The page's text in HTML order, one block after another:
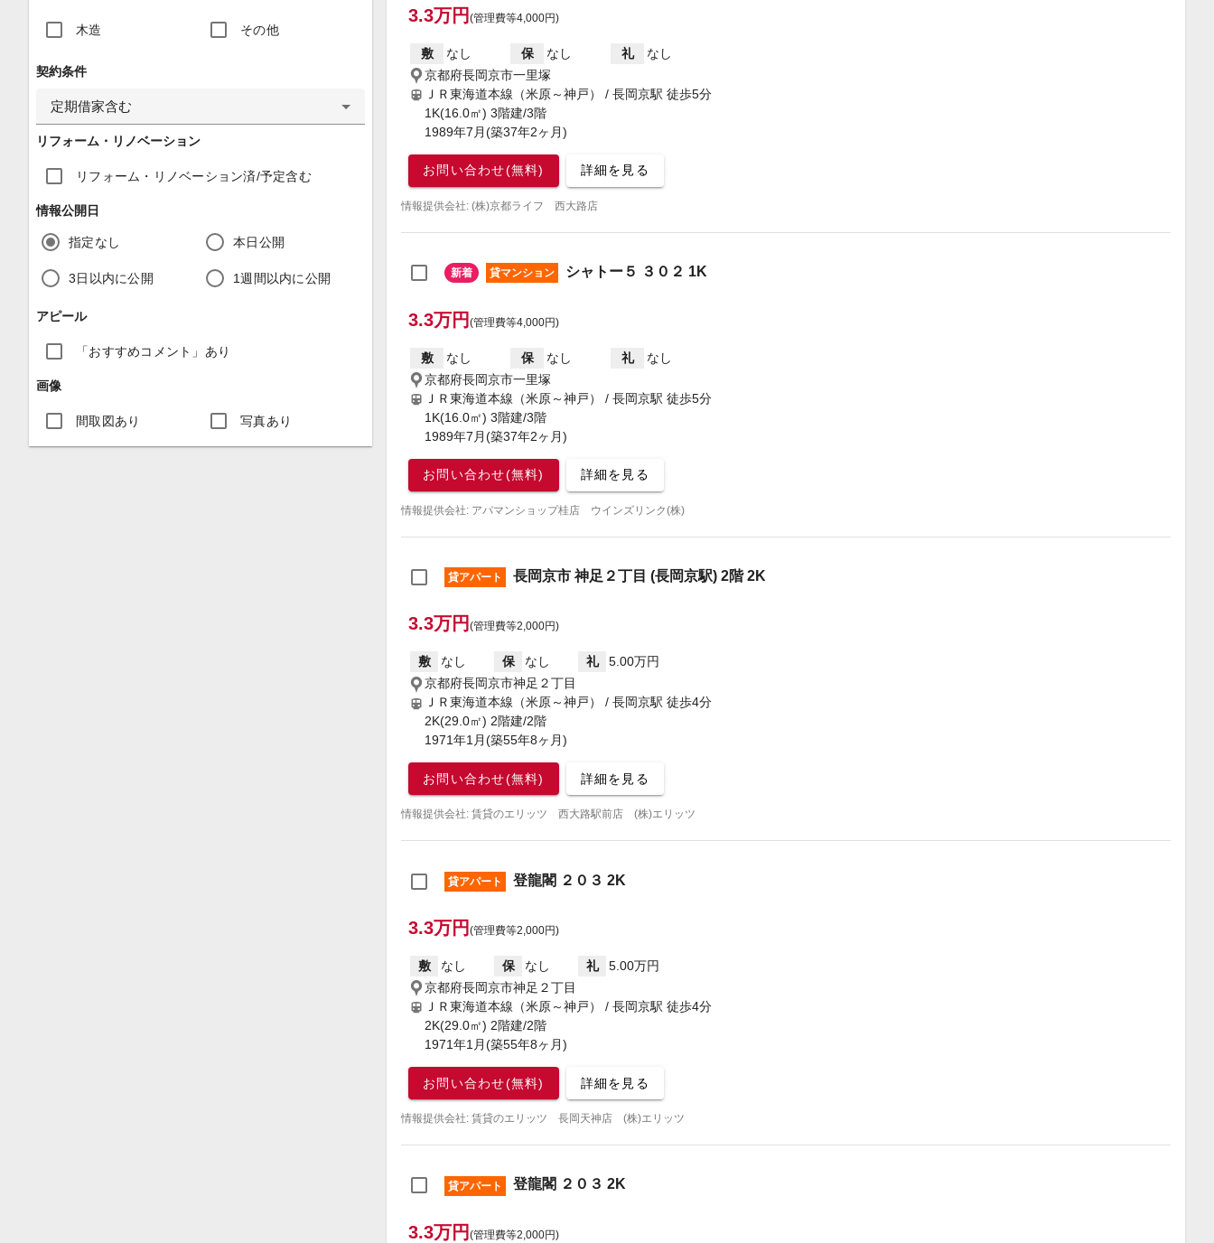
木造 その他
契約条件
定期借家含む
リフォーム・リノベーション
リフォーム・リノベーション済/予定含む
情報公開日
指定なし 本日公開
3日以内に公開 1週間以内に公開
アピール
「おすすめコメント」あり
画像
間取図あり 写真あり
3.3万円 (管理費等4,000円)
敷 なし 保 なし 礼
なし
京都府長岡京市一里塚
ＪＲ東海道本線（米原～神戸） / 長岡京駅 徒歩5分
1K(16.0㎡) 3階建/3階
1989年7月(築37年2ヶ月)
お問い合わせ(無料) 詳細を見る
情報提供会社: (株)京都ライフ 西大路店
新着 貸マンション シャトー５ ３０２ 1K
3.3万円 (管理費等4,000円)
敷 なし 保 なし 礼
なし
京都府長岡京市一里塚
ＪＲ東海道本線（米原～神戸） / 長岡京駅 徒歩5分
1K(16.0㎡) 3階建/3階
1989年7月(築37年2ヶ月)
お問い合わせ(無料) 詳細を見る
情報提供会社: アパマンショップ桂店 ウインズリンク(株)
貸アパート 長岡京市 神足２丁目 (長岡京駅) 2階 2K
3.3万円 (管理費等2,000円)
敷 なし 保 なし 礼
5.00万円
京都府長岡京市神足２丁目
ＪＲ東海道本線（米原～神戸） / 長岡京駅 徒歩4分
2K(29.0㎡) 2階建/2階
1971年1月(築55年8ヶ月)
お問い合わせ(無料) 詳細を見る
情報提供会社: 賃貸のエリッツ 西大路駅前店 (株)エリッツ
貸アパート 登龍閣 ２０３ 2K
3.3万円 (管理費等2,000円)
敷 なし 保 なし 礼
5.00万円
京都府長岡京市神足２丁目
ＪＲ東海道本線（米原～神戸） / 長岡京駅 徒歩4分
2K(29.0㎡) 2階建/2階
1971年1月(築55年8ヶ月)
お問い合わせ(無料) 詳細を見る
情報提供会社: 賃貸のエリッツ 長岡天神店 (株)エリッツ
貸アパート 登龍閣 ２０３ 2K
3.3万円 (管理費等2,000円)